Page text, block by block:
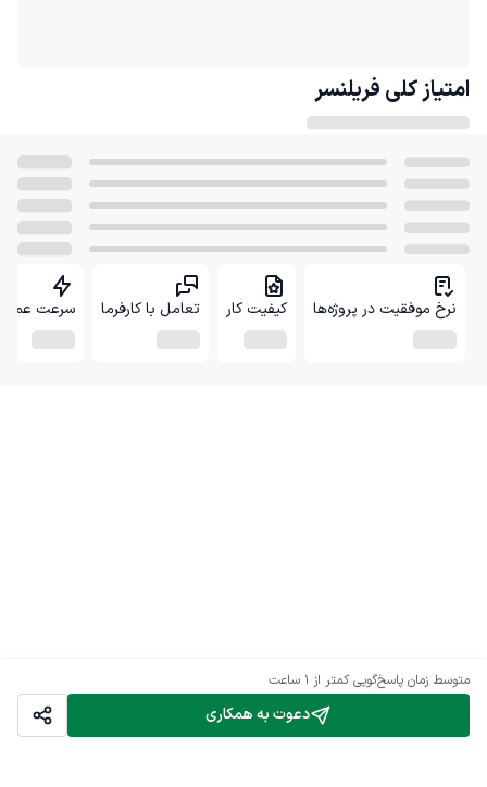
دعوت به همکاری
متوسط زمان پاسخ‌گویی کمتر از 1 ساعت
امتیاز کلی فریلنسر
نرخ موفقیت در پروژه‌ها کیفیت کار تعامل با کارفرما سرعت عمل